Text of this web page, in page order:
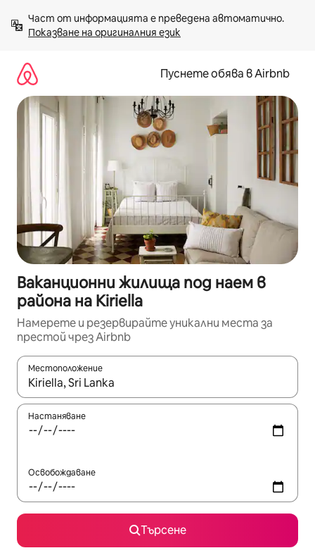
към
съдържанието
Показване на оригиналния език
Пуснете обява в Airbnb
Ваканционни жилища под наем в
района на Kiriella
Намерете и резервирайте уникални места за
престой чрез Airbnb
Местоположение
Когато резултатите се покажат, използвайте
Настаняване
Освобождаване
Търсене